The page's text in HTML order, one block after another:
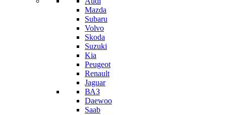
Mazda
Subaru
Volvo
Skoda
Suzuki
Kia
Peugeot
Renault
Jaguar
ВАЗ
Daewoo
Saab